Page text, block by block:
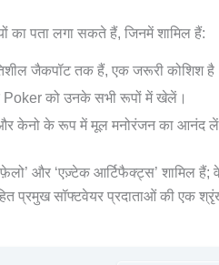
का पता लगा सकते हैं, जिनमें शामिल हैं:
जैकपॉट तक हैं, एक जरूरी कोशिश
को उनके सभी रूपों में खेलें।
और केनो के रूप में मूल मनोरंजन का आनंद
और ‘एज़्टेक आर्टिफैक्ट्स’ शामिल हैं;
सॉफ्टवेयर प्रदाताओं की एक